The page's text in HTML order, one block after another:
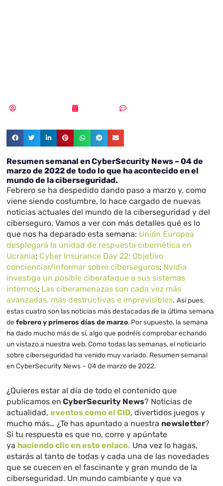
Resumen semanal en CyberSecurity News – 04 de
marzo de 2022 de todo lo que ha acontecido en el
mundo de la ciberseguridad.
Febrero se ha despedido dando paso a marzo y, como
viene siendo costumbre, lo hace cargado de nuevas
noticias actuales del mundo de la ciberseguridad y del
ciberseguro. Vamos a ver con más detalles qué es lo
que nos ha deparado esta semana: Unión Europea
desplegará la unidad de respuesta cibernética en
Ucrania; Cyber Insurance Day 22: Objetivo
concienciar/informar sobre ciberseguros; Nvidia
investiga un posible ciberataque a sus sistemas
internos; Las ciberamenazas son cada vez más
avanzadas, más destructivas e imprevisibles.Así pues,
estas cuatro son las noticias más destacadas de la última semana
defebrero y primeros días de marzo. Por supuesto, la semana
ha dado mucho más de sí, algo que podréis comprobar echando
un vistazo a nuestra web. Como todas las semanas, el noticiario
sobre ciberseguridad ha venido muy variado. Resumen semanal
en CyberSecurity News – 04 de marzo de 2022.
¿Quieres estar al día de todo el contenido que
publicamos en CyberSecurity News? Noticias de
actualidad,eventos como el CID, divertidos juegos y
mucho más… ¿Te has apuntado a nuestra newsletter?
Si tu respuesta es que no, corre y apúntate
ya haciendo clic en este enlace. Una vez lo hagas,
estarás al tanto de todas y cada una de las novedades
que se cuecen en el fascinante y gran mundo de la
ciberseguridad. Un mundo cambiante y que va